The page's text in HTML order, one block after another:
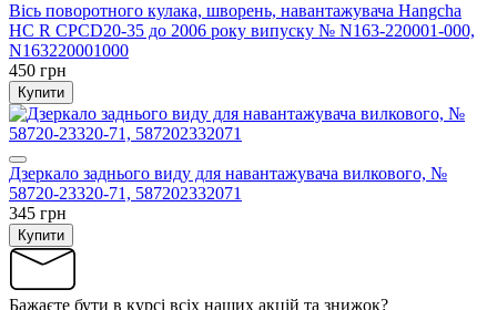
Вісь поворотного кулака, шворень, навантажувача Hangcha
HC R CPCD20-35 до 2006 року випуску № N163-220001-000,
N163220001000
450 грн
Купити
Дзеркало заднього виду для навантажувача вилкового, №
58720-23320-71, 587202332071
345 грн
Купити
Бажаєте бути в курсі всіх наших акцій та знижок?